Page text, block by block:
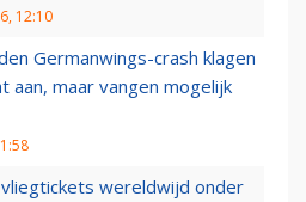
12:10
Germanwings-crash klagen
aan, maar vangen mogelijk
wereldwijd onder